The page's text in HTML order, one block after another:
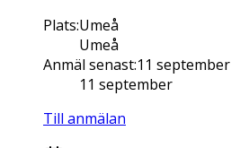
Plats:Umeå
Umeå
Anmäl senast:11 september
11 september
Till anmälan